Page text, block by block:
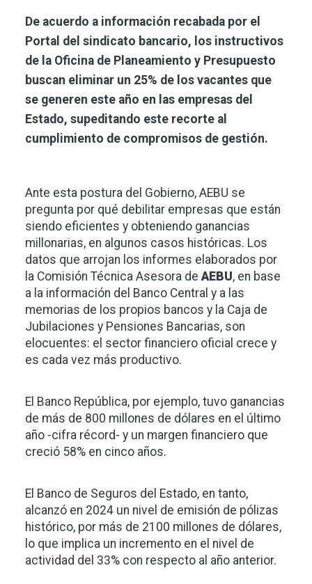
De acuerdo a información recabada por el
Portal del sindicato bancario, los instructivos
de la Oficina de Planeamiento y Presupuesto
buscan eliminar un 25% de los vacantes que
se generen este año en las empresas del
Estado, supeditando este recorte al
cumplimiento de compromisos de gestión.
Ante esta postura del Gobierno, AEBU se
pregunta por qué debilitar empresas que están
siendo eficientes y obteniendo ganancias
millonarias, en algunos casos históricas. Los
datos que arrojan los informes elaborados por
la Comisión Técnica Asesora de AEBU, en base
a la información del Banco Central y a las
memorias de los propios bancos y la Caja de
Jubilaciones y Pensiones Bancarias, son
elocuentes: el sector financiero oficial crece y
es cada vez más productivo.
El Banco República, por ejemplo, tuvo ganancias
de más de 800 millones de dólares en el último
año -cifra récord- y un margen financiero que
creció 58% en cinco años.
El Banco de Seguros del Estado, en tanto,
alcanzó en 2024 un nivel de emisión de pólizas
histórico, por más de 2100 millones de dólares,
lo que implica un incremento en el nivel de
actividad del 33% con respecto al año anterior.